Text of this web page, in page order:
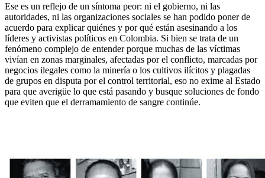
Ese es un reflejo de un síntoma peor: ni el gobierno, ni las
autoridades, ni las organizaciones sociales se han podido poner de
acuerdo para explicar quiénes y por qué están asesinando a los
líderes y activistas políticos en Colombia. Si bien se trata de un
fenómeno complejo de entender porque muchas de las víctimas
vivían en zonas marginales, afectadas por el conflicto, marcadas por
negocios ilegales como la minería o los cultivos ilícitos y plagadas
de grupos en disputa por el control territorial, eso no exime al Estado
para que averigüe lo que está pasando y busque soluciones de fondo
que eviten que el derramamiento de sangre continúe.